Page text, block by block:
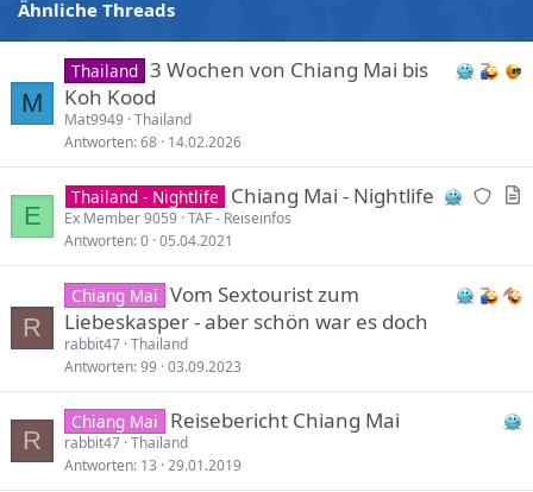
Ähnliche Threads
M
Thailand 3 Wochen von Chiang Mai bis
Koh Kood
Mat9949 Thailand
Antworten 68 14.02.2026
E
N
r
e
i
c
Thailand - Nightlife Chiang Mai - Nightlife
Ex Member 9059 TAF - Reiseinfos
Antworten 0 05.04.2021
R
Chiang Mai Vom Sextourist zum
Liebeskasper - aber schön war es doch
rabbit47 Thailand
Antworten 99 03.09.2023
R
Chiang Mai Reisebericht Chiang Mai
rabbit47 Thailand
Antworten 13 29.01.2019